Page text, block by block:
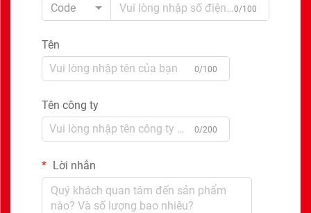
Code
0/100
Tên
0/100
Tên công ty
0/200
Lời nhắn